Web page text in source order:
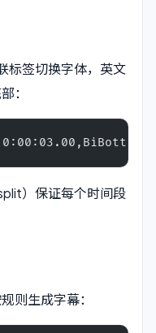
标签切换字体，英文
：
）保证每个时间段
则生成字幕：